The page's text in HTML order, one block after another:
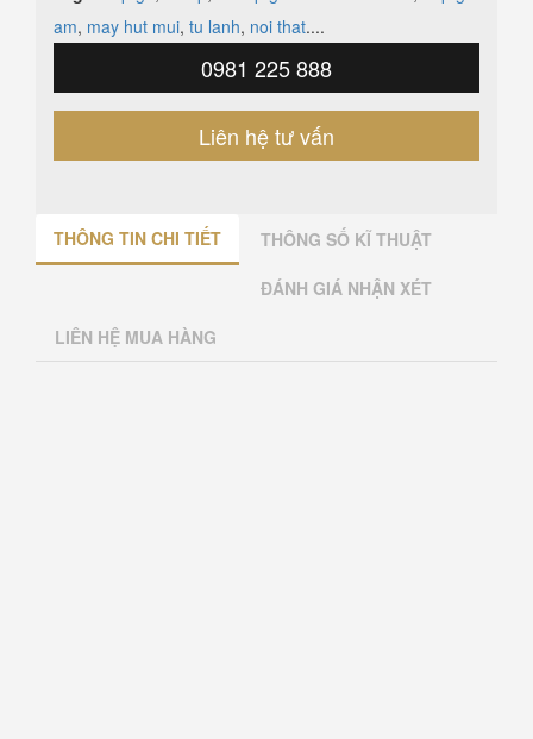
am, may hut mui, tu lanh, noi that....
0981 225 888
Liên hệ tư vấn
THÔNG TIN CHI TIẾT THÔNG SỐ KĨ THUẬT
ĐÁNH GIÁ NHẬN XÉT
LIÊN HỆ MUA HÀNG